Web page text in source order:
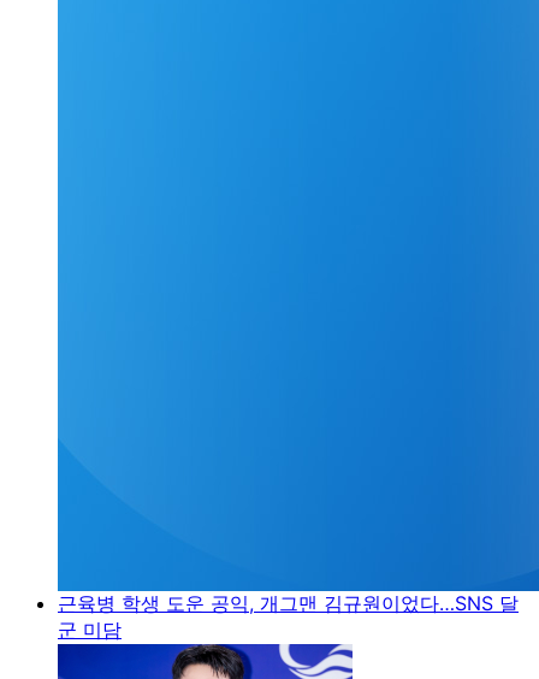
근육병 학생 도운 공익, 개그맨 김규원이었다…SNS 달
군 미담